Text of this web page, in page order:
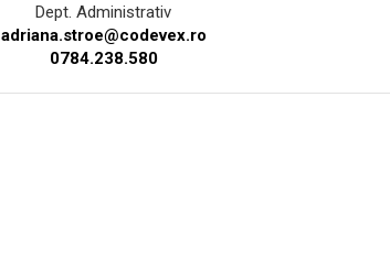
Dept. Administrativ
adriana.stroe@codevex.ro
0784.238.580